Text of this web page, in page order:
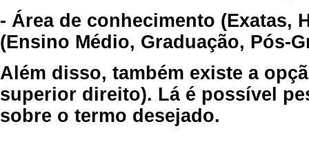
- Área de conhecimento (Exatas,
(Ensino Médio, Graduação, Pós-
Além disso, também existe a
superior direito). Lá é possível
sobre o termo desejado.